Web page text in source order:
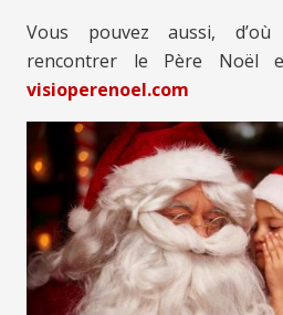
Vous pouvez aussi,
rencontrer le Père Noël
visioperenoel.com